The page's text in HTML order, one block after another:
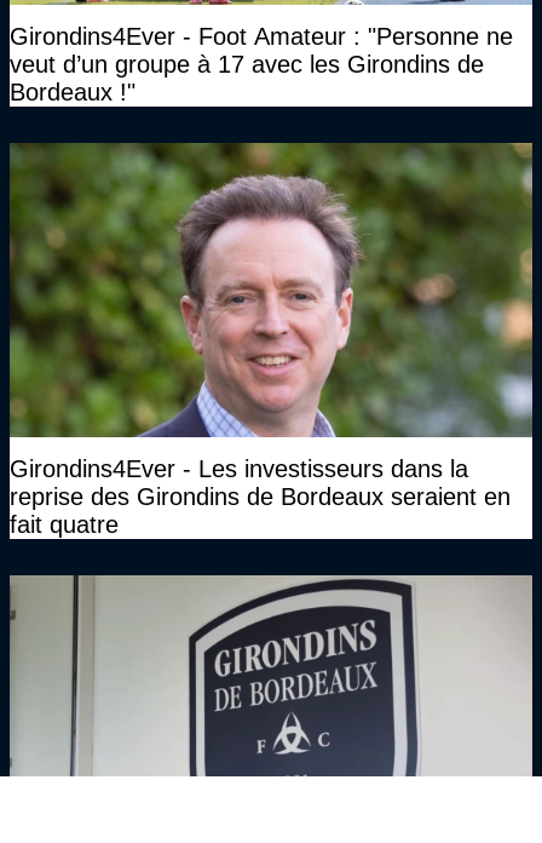
Girondins4Ever - Foot Amateur : "Personne ne
veut d’un groupe à 17 avec les Girondins de
Bordeaux !"
Girondins4Ever - Les investisseurs dans la
reprise des Girondins de Bordeaux seraient en
fait quatre